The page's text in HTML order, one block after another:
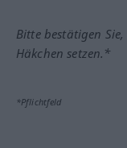
Bitte bestätigen
Häkchen setzen.*
*Pflichtfeld